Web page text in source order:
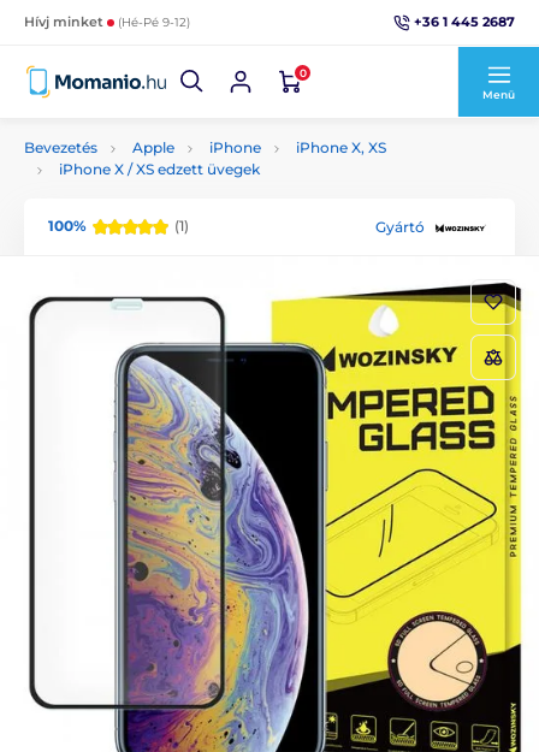
Hívj minket (Hé-Pé 9-12) +36 1 445 2687
0
Menü
Bevezetés Apple iPhone
iPhone X, XS
iPhone X / XS edzett üvegek
100% (1) Gyártó